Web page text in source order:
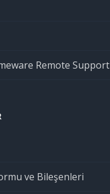
Remote Support
ve Bileşenleri